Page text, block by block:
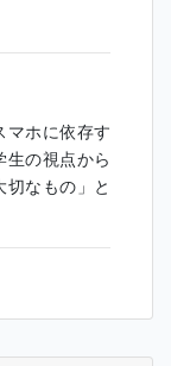
マホに依存す
生の視点から
切なもの」と